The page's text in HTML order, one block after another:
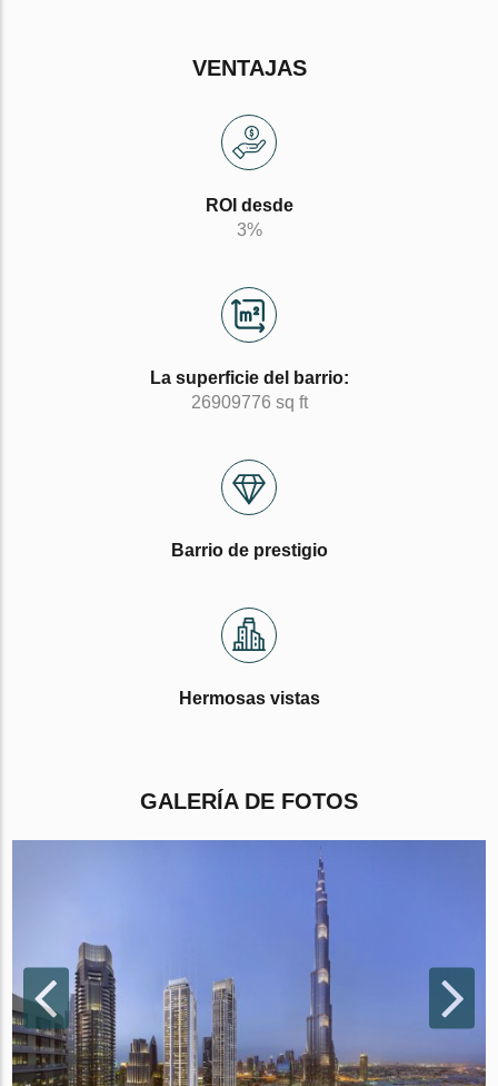
VENTAJAS
ROI desde
3%
La superficie del barrio:
26909776 sq ft
Barrio de prestigio
Hermosas vistas
GALERÍA DE FOTOS